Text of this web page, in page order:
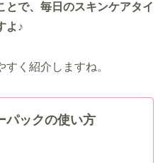
とで、毎日のスキンケアタイ
よ♪
く紹介しますね。
パックの使い方